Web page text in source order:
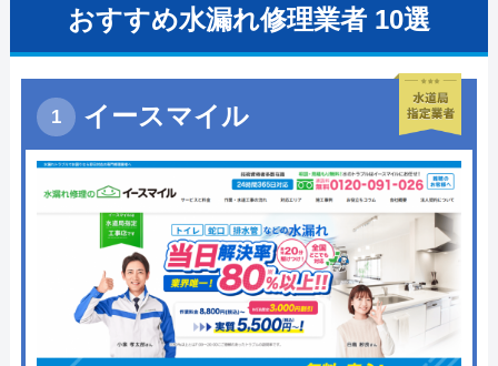
おすすめ水漏れ修理業者 10選
イースマイル